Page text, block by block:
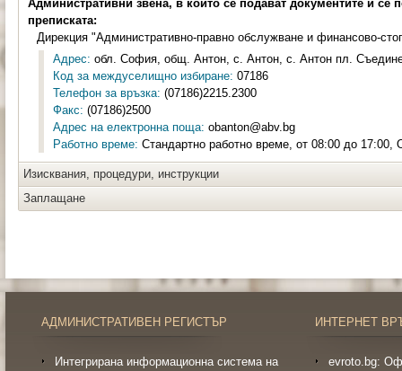
Административни звена, в които се подават документите и се
преписката:
Дирекция "Административно-правно обслужване и финансово-
Адрес: обл. София, общ. Антон, с. Антон, с. Антон пл.
Код за междуселищно избиране: 07186
Телефон за връзка: (07186)2215.2300
Факс: (07186)2500
Адрес на електронна поща: obanton@abv.bg
Работно време: Стандартно работно време, от 08:00 до 17:00,
Изисквания, процедури, инструкции
Заплащане
АДМИНИСТРАТИВЕН РЕГИСТЪР
Интегрирана информационна система на
ИНТЕРНЕТ
evroto.bg: